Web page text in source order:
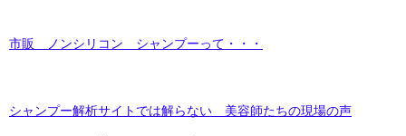
市販 ノンシリコン シャンプーって・・・
シャンプー解析サイトでは解らない 美容師たちの現場の声